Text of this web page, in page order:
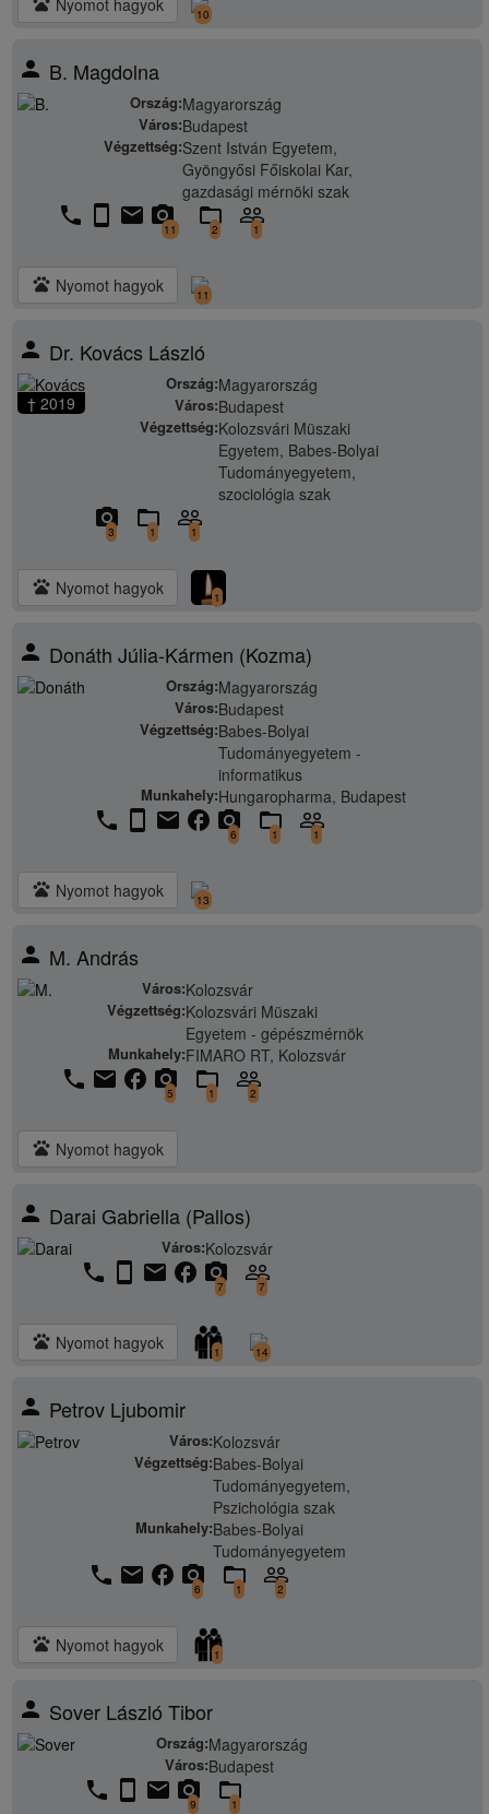
Nyomot hagyok 10
person B. Magdolna
Ország:Magyarország
Város:Budapest
Végzettség:Szent István Egyetem,
Gyöngyősi Főiskolai Kar,
gazdasági mérnöki szak
phone stay_current_portrait email camera_alt
11
folder_open
2
people_outline
1
pets Nyomot hagyok 11
person Dr. Kovács László
† 2019
Ország:Magyarország
Város:Budapest
Végzettség:Kolozsvári Müszaki
Egyetem, Babes-Bolyai
Tudományegyetem,
szociológia szak
camera_alt
3
folder_open
1
people_outline
1
pets Nyomot hagyok 1
person Donáth Júlia-Kármen (Kozma)
Ország:Magyarország
Város:Budapest
Végzettség:Babes-Bolyai
Tudományegyetem -
informatikus
Munkahely:Hungaropharma, Budapest
phone stay_current_portrait email facebook camera_alt
6
folder_open
1
people_outline
1
pets Nyomot hagyok 13
person M. András
Város:Kolozsvár
Végzettség:Kolozsvári Müszaki
Egyetem - gépészmérnök
Munkahely:FIMARO RT, Kolozsvár
phone email facebook camera_alt
5
folder_open
1
people_outline
2
pets Nyomot hagyok
person Darai Gabriella (Pallos)
Város:Kolozsvár
phone stay_current_portrait email facebook camera_alt
7
people_outline
7
pets Nyomot hagyok 1 14
person Petrov Ljubomir
Város:Kolozsvár
Végzettség:Babes-Bolyai
Tudományegyetem,
Pszichológia szak
Munkahely:Babes-Bolyai
Tudományegyetem
phone email facebook camera_alt
6
folder_open
1
people_outline
2
pets Nyomot hagyok 1
person Sover László Tibor
Ország:Magyarország
Város:Budapest
phone stay_current_portrait email camera_alt
9
folder_open
1